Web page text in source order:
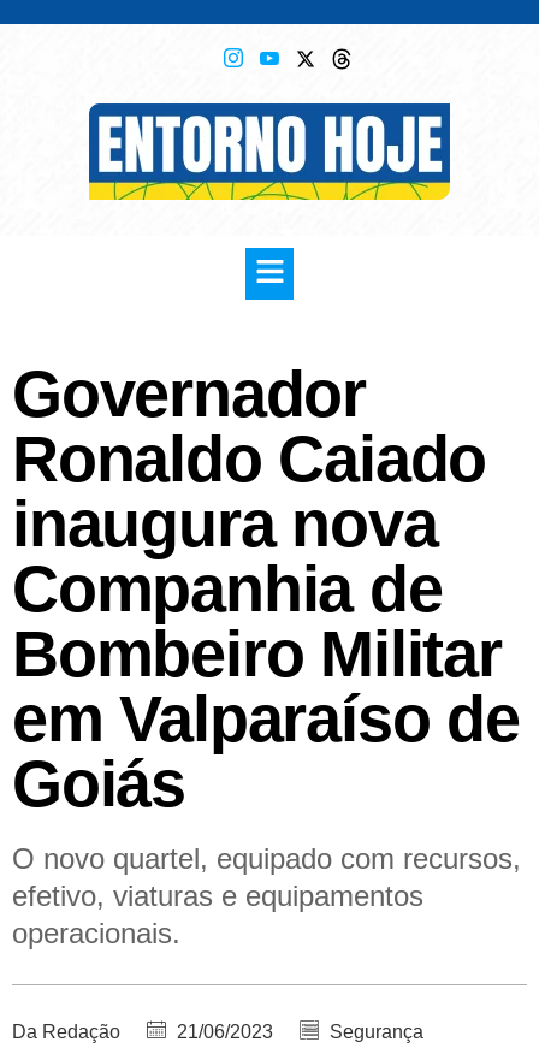
Governador
Ronaldo Caiado
inaugura nova
Companhia de
Bombeiro Militar
em Valparaíso de
Goiás
O novo quartel, equipado com recursos,
efetivo, viaturas e equipamentos
operacionais.
Da Redação 21/06/2023 Segurança